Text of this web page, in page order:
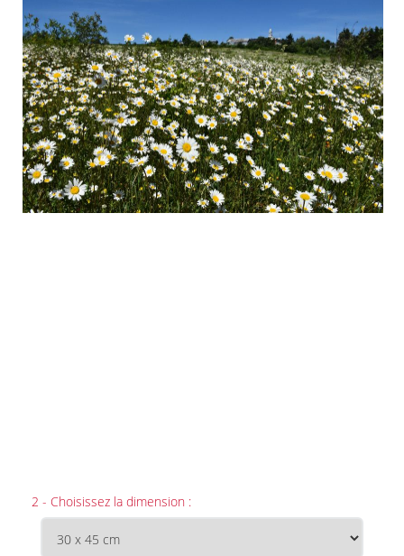
2 - Choisissez la dimension :